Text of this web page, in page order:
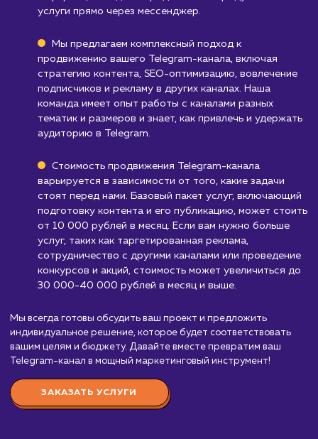
или сложные процессы, которые не могут
Telegram ботов, то данный продукт может
менее эффективным. В таких случаях,
разработка более индивидуальных и
настраиваемых решений, которые лучше
соответствуют уникальным потребностям
Узнать почему
Стоимость
Telegram канала
от 10 000 руб.
Продвижение Telegram-канала — это